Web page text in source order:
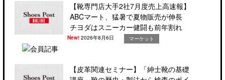
【靴専門店大手2社7月度売上高速報】
ABCマート、猛暑で夏物販売が伸長
チヨダはスニーカー健闘も前年割れ
New!2026年8月6日 マーケット
【皮革関連セミナー】「紳士靴の基礎